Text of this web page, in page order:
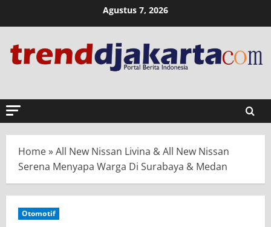
Agustus 7, 2026
Home»All New Nissan Livina & All New Nissan
Serena Menyapa Warga Di Surabaya & Medan
Otomotif